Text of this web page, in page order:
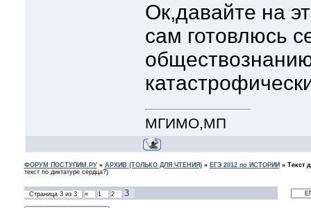
территория стран не
и 20го- две большие
И если совсем честно, я
меня дел-море, готовлю
Ок,давайте на
сам готовлюсь
МГИМО,МП
ФОРУМ ПОСТУПИМ.РУ» АРХИВ (ТОЛЬКО ДЛЯ ЧТЕНИЯ)» ЕГЭ 2012 по ИСТОРИИ » Текст
текст по диктатуре сердца?)
Страница 3из 3 « 1 2 3